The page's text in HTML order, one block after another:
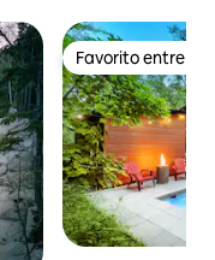
Favorito entre
Favorito entre